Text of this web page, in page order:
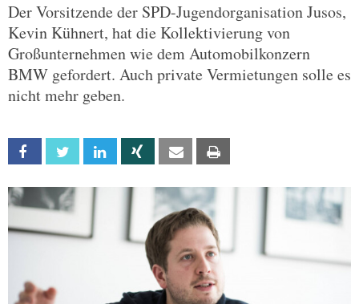
Der Vorsitzende der SPD-Jugendorganisation Jusos,
Kevin Kühnert, hat die Kollektivierung von
Großunternehmen wie dem Automobilkonzern
BMW gefordert. Auch private Vermietungen solle es
nicht mehr geben.
Facebook Twitter Linkedin Xing Email